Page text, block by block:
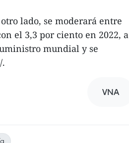
lado, se moderará entre
el 3,3 por ciento en 2022, a
mundial y se
VNA